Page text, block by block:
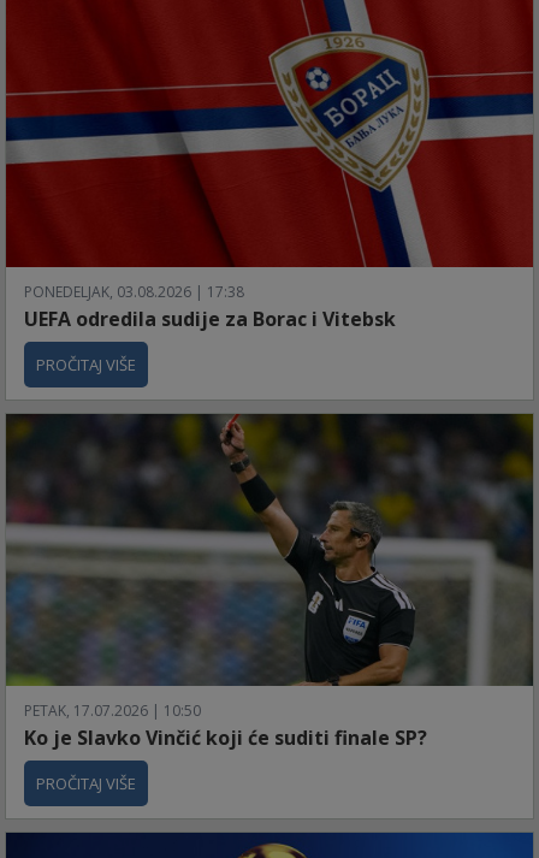
PONEDELJAK, 03.08.2026 | 17:38
UEFA odredila sudije za Borac i Vitebsk
PROČITAJ VIŠE
PETAK, 17.07.2026 | 10:50
Ko je Slavko Vinčić koji će suditi finale SP?
PROČITAJ VIŠE